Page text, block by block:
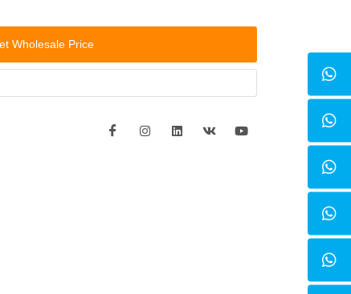
Wholesale Price